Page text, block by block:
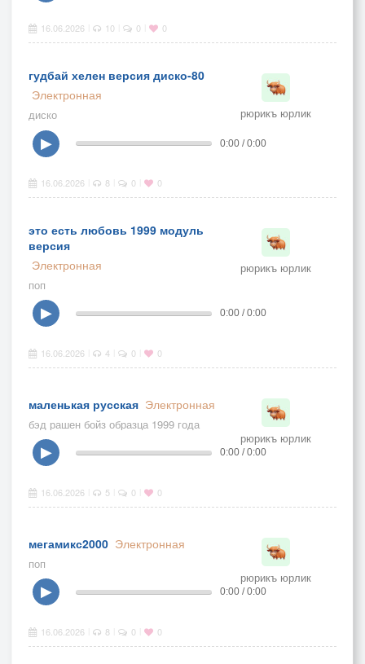
16.06.2026 10 0 0
гудбай хелен версия диско-80
Электронная
диско рюрикъ юрлик
▶ 0:00 / 0:00
16.06.2026 8 0 0
это есть любовь 1999 модуль
версия
Электронная
поп
рюрикъ юрлик
▶ 0:00 / 0:00
16.06.2026 4 0 0
маленькая русская Электронная
бэд рашен бойз образца 1999 года
рюрикъ юрлик
▶ 0:00 / 0:00
16.06.2026 5 0 0
мегамикс2000 Электронная
поп
рюрикъ юрлик
▶ 0:00 / 0:00
16.06.2026 8 0 0